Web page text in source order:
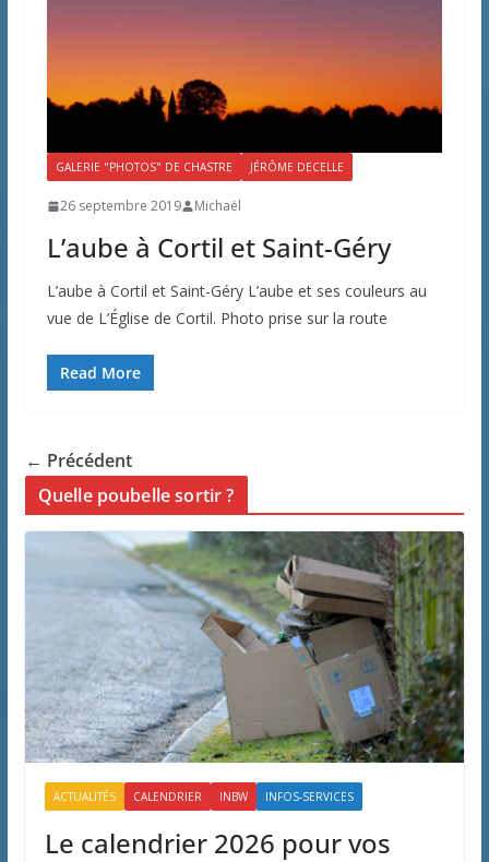
GALERIE "PHOTOS" DE CHASTRE JÉRÔME DECELLE
26 septembre 2019 Michaël
L’aube à Cortil et Saint-Géry
L’aube à Cortil et Saint-Géry L’aube et ses couleurs au
vue de L’Église de Cortil. Photo prise sur la route
Read More
← Précédent
Quelle poubelle sortir ?
ACTUALITÉS CALENDRIER INBW INFOS-SERVICES
Le calendrier 2026 pour vos